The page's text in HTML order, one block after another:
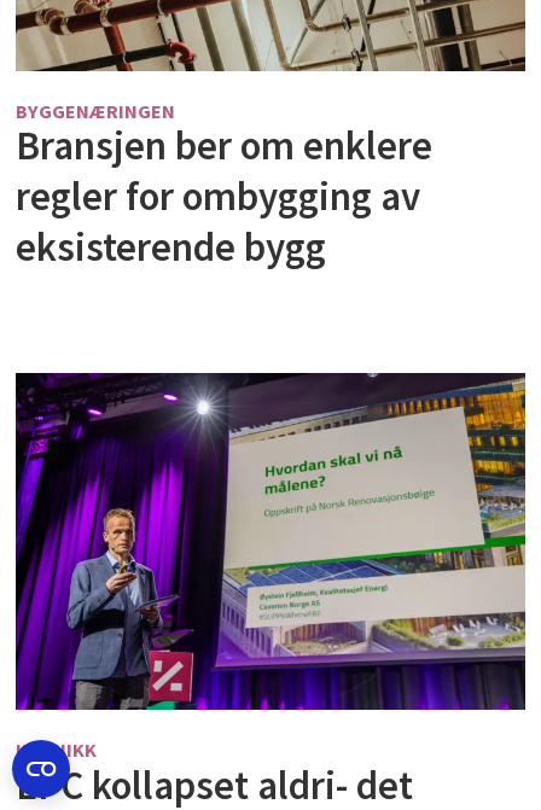
BYGGENÆRINGEN
Bransjen ber om enklere
regler for ombygging av
eksisterende bygg
KRONIKK
EPC kollapset aldri- det